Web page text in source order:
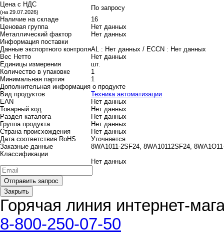
Цена с НДС
(на 29.07.2026)
По запросу
Наличие на складе
16
Ценовая группа
Нет данных
Металлический фактор
Нет данных
Информация поставки
Данные экспортного контроляAL : Нет данных / ECCN : Нет данных
Вес Нетто
Нет данных
Единицы измерения
шт.
Количество в упаковке
1
Минимальная партия
1
Дополнительная информация о продукте
Вид продуктов
Техника автоматизации
EAN
Нет данных
Товарный код
Нет данных
Раздел каталога
Нет данных
Группа продукта
Нет данных
Страна происхождения
Нет данных
Дата соответствия RoHS
Уточняется
Заказные данные
8WA1011-2SF24, 8WA10112SF24,
Классификации
Нет данных
Закрыть
Горячая линия интернет-
8-800-250-07-50